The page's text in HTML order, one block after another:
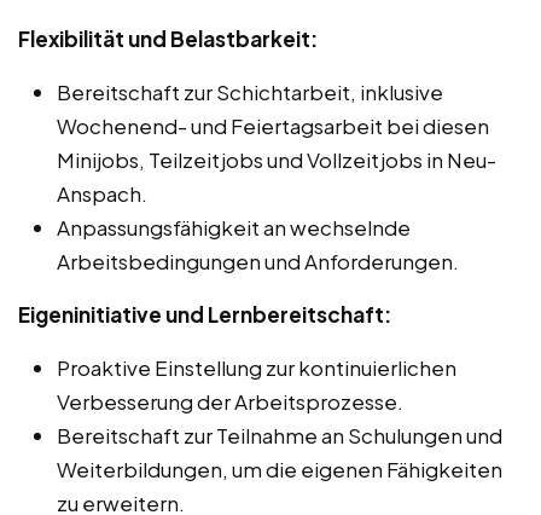
Flexibilität und Belastbarkeit:
Bereitschaft zur Schichtarbeit, inklusive
Wochenend- und Feiertagsarbeit bei diesen
Minijobs, Teilzeitjobs und Vollzeitjobs in Neu-
Anspach.
Anpassungsfähigkeit an wechselnde
Arbeitsbedingungen und Anforderungen.
Eigeninitiative und Lernbereitschaft:
Proaktive Einstellung zur kontinuierlichen
Verbesserung der Arbeitsprozesse.
Bereitschaft zur Teilnahme an Schulungen und
Weiterbildungen, um die eigenen Fähigkeiten
zu erweitern.